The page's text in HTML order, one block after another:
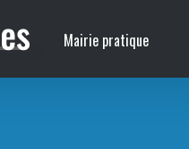
Mairie pratique